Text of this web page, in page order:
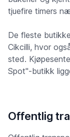
tjuefire timers
De fleste
Cikcilli, hvor
sted.
Spot"-butikk
Offentlig